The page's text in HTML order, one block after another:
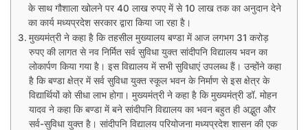
के साथ गौशाला खोलने पर 40 लाख रुपए में से 10 लाख तक का अनुदान देने
का कार्य मध्यप्रदेश सरकार द्वारा किया जा रहा है।
मुख्यमंत्री ने कहा है कि तहसील मुख्यालय बण्डा में आज लगभग 31 करोड़
रुपए की लागत से नव निर्मित सर्व सुविधा युक्त सांदीपनि विद्यालय भवन का
लोकार्पण किया गया है। इस विद्यालय में सभी सुविधाएं उपलब्ध हैं। उन्होंने कहा
है कि बण्डा क्षेत्र में सर्व सुविधा युक्त स्कूल भवन के निर्माण से इस क्षेत्र के
विद्यार्थियों को सीधा लाभ होगा। मुख्यमंत्री ने कहा है कि मुख्यमंत्री डॉ. मोहन
यादव ने कहा कि बण्डा में बने सांदीपनि विद्यालय का भवन बहुत ही अद्भुत और
सर्व-सुविधा युक्त है। सांदीपनि विद्यालय परियोजना मध्यप्रदेश शासन की एक